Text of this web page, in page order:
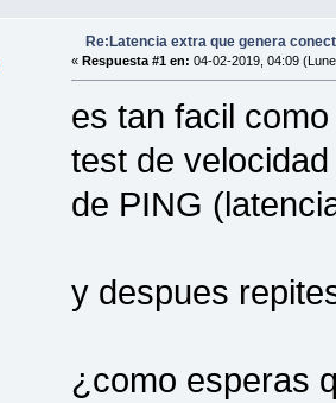
Re:Latencia extra que genera
« Respuesta #1 en: 04-02-2019, 04:09
es tan facil
test de
de PING
y despues
¿como esperas